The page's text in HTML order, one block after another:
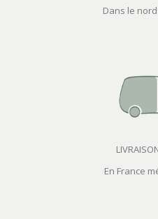
Dans le
En France